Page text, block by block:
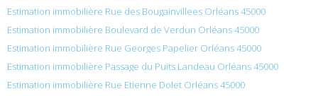
Estimation immobilière Rue des Bougainvillees Orléans 45000
Estimation immobilière Boulevard de Verdun Orléans 45000
Estimation immobilière Rue Georges Papelier Orléans 45000
Estimation immobilière Passage du Puits Landeau Orléans 45000
Estimation immobilière Rue Etienne Dolet Orléans 45000